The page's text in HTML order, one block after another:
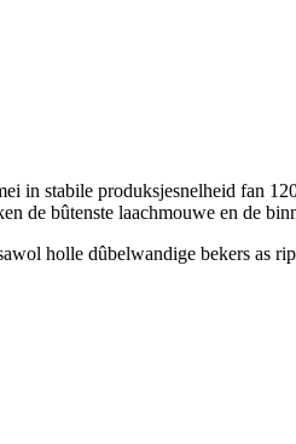
in stabile produksjesnelheid fan
de bûtenste laachmouwe en de
holle dûbelwandige bekers as